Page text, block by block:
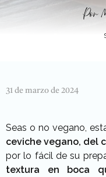
Por
31 de marzo de 2024
Seas o no vegano,
ceviche vegano, del
por lo fácil de su
textura en boca